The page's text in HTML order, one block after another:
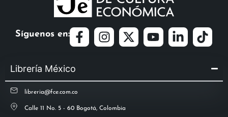
Síguenos en:
Librería México
libreria@fce.com.co
Calle 11 No. 5 - 60 Bogotá, Colombia